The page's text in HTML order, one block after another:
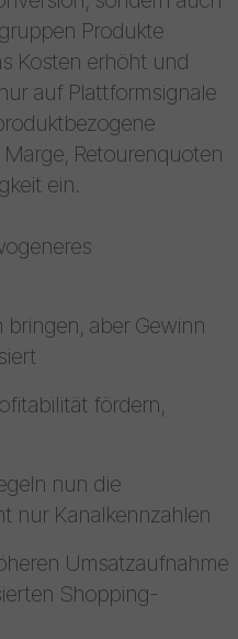
Produkte
Kosten erhöht und
auf Plattformsignale
Retourenquoten
ein.
aber Gewinn
fördern,
nun die
nur Kanalkennzahlen
Umsatzaufnahme
Shopping-